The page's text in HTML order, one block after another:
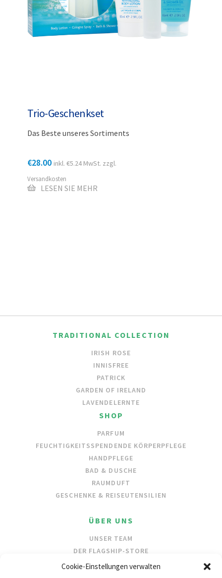
Cookie-Einstellungen verwalten
Trio-Geschenkset
Das Beste unseres Sortiments
€28.00 inkl. €5.24MwSt. zzgl.
Versandkosten
LESEN SIE MEHR
TRADITIONAL COLLECTION
IRISH ROSE
INNISFREE
PATRICK
GARDEN OF IRELAND
LAVENDELERNTE
SHOP
PARFUM
FEUCHTIGKEITSSPENDENDE KÖRPERPFLEGE
HANDPFLEGE
BAD & DUSCHE
RAUMDUFT
GESCHENKE & REISEUTENSILIEN
ÜBER UNS
UNSER TEAM
DER FLAGSHIP-STORE
UNSERE INHALTSSTOFFE